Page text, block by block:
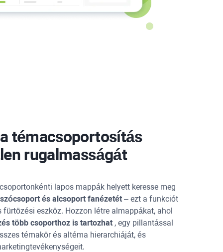
témacsoportosítás
rugalmasságát
lapos mappák helyett keresse meg
és alcsoport fanézetét – ezt a funkciót
eszköz. Hozzon létre almappákat, ahol
több csoporthoz is tartozhat , egy pillantással
témakör és altéma hierarchiáját, és